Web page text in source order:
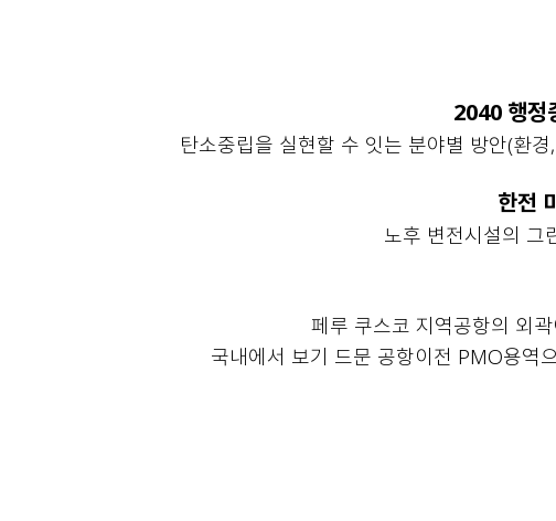
2040 행정
탄소중립을 실현할 수 잇는 분야별 방안(환
한전
노후 변전시설의 그
페루 쿠스코 지역공항의 외
국내에서 보기 드문 공항이전 PMO용역